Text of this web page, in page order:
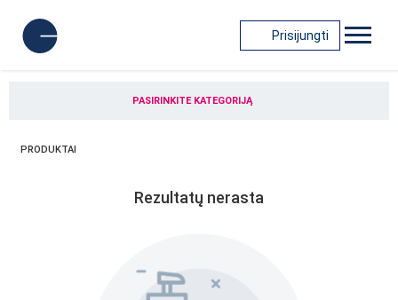
Prisijungti
PASIRINKITE KATEGORIJĄ
PRODUKTAI
Rezultatų nerasta